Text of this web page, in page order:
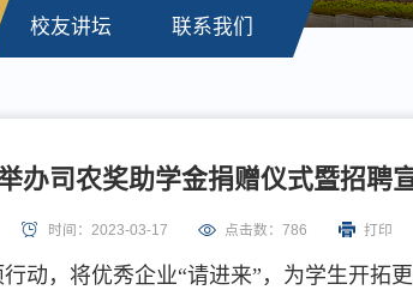
校友讲坛 联系我们
办司农奖助学金捐赠仪式暨招聘
时间：2023-03-17 点击数： 786 打印
动，将优秀企业“请进来”，为学生开拓